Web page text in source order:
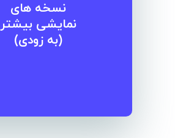
نسخه های
نمایشی بیشتر
(به زودی)